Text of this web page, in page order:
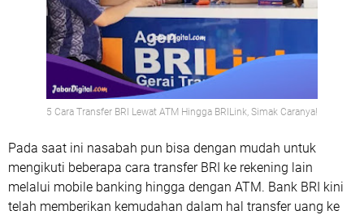
5 Cara Transfer BRI Lewat ATM Hingga BRILink, Simak Caranya!
Pada saat ini nasabah pun bisa dengan mudah untuk
mengikuti beberapa cara transfer BRI ke rekening lain
melalui mobile banking hingga dengan ATM. Bank BRI kini
telah memberikan kemudahan dalam hal transfer uang ke